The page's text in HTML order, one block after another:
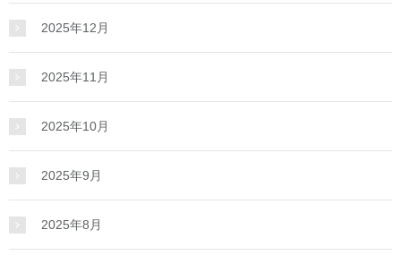
2025年12月
2025年11月
2025年10月
2025年9月
2025年8月